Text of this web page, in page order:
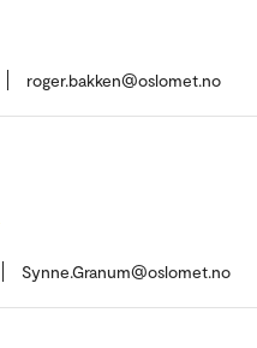
roger.bakken@oslomet.no
Synne.Granum@oslomet.no